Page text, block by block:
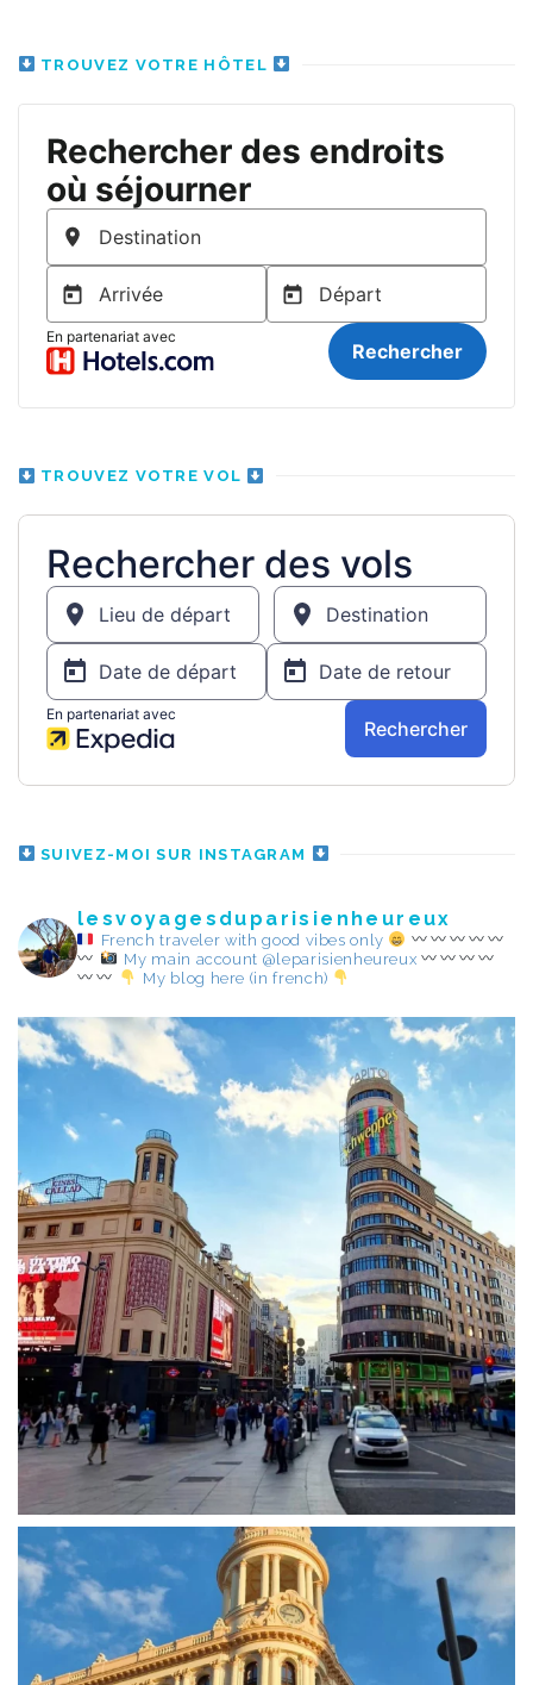
TROUVEZ VOTRE HÔTEL
TROUVEZ VOTRE VOL
SUIVEZ-MOI SUR INSTAGRAM
lesvoyagesduparisienheureux
French traveler with good vibes only
My main account @leparisienheureux
My blog here (in french)